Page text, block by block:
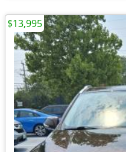
$13,995